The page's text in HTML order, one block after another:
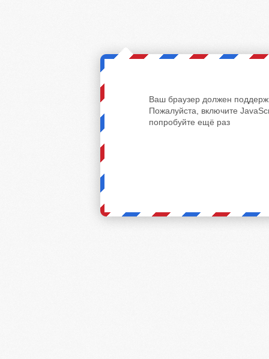
Ваш браузер должен
Пожалуйста, включите
попробуйте ещё раз